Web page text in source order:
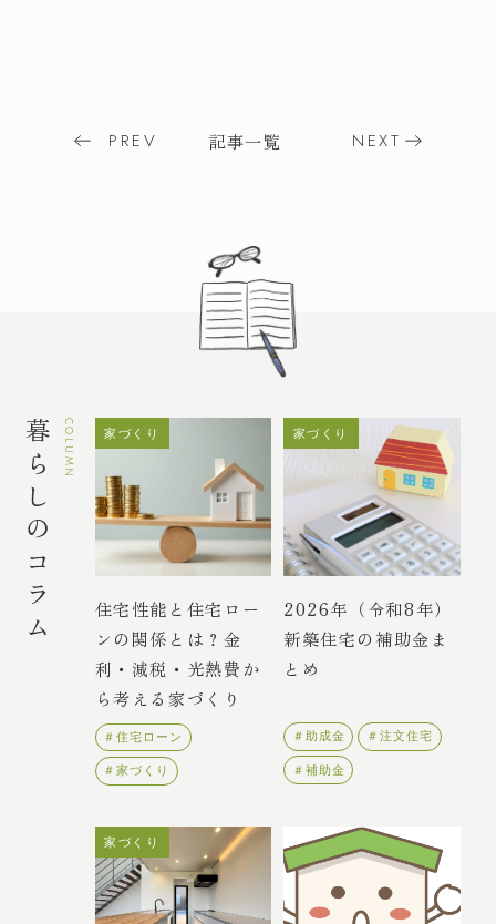
記事一覧
Post
navigationPREV NEXT
暮らしのコラム COLUMN 家づくり
住宅性能と住宅ロー
ンの関係とは？金
利・減税・光熱費か
ら考える家づくり
＃住宅ローン
＃家づくり
家づくり
2026年（令和8年）
新築住宅の補助金ま
とめ
＃助成金 ＃注文住宅
＃補助金
家づくり